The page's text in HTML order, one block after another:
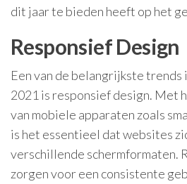
dit jaar te bieden heeft op het
Responsief Design
Een van de belangrijkste
2021 is responsief design. Met
van mobiele apparaten zoals
is het essentieel dat websites
verschillende schermformaten.
zorgen voor een consistente